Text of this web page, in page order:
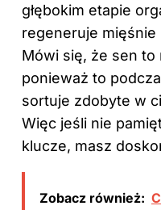
głębokim etapie
regeneruje mięśnie
Mówi się, że sen to
ponieważ to
sortuje zdobyte w
Więc jeśli nie
klucze, masz
Zobacz również: